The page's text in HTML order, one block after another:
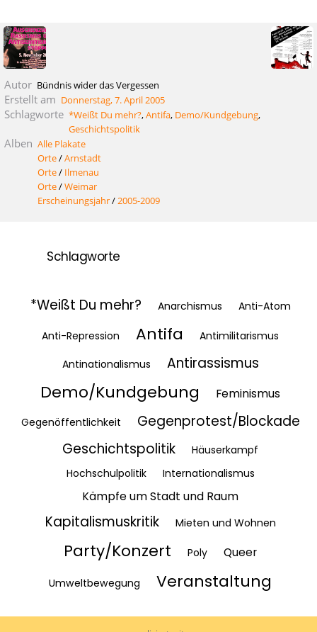
Autor Bündnis wider das Vergessen
Erstellt am Donnerstag, 7. April 2005
Schlagworte *Weißt Du mehr?,Antifa, Demo/Kundgebung,
Geschichtspolitik
Alben Alle Plakate
Orte/Arnstadt
Orte/ Ilmenau
Orte/Weimar
Erscheinungsjahr/2005-2009
Schlagworte
*Weißt Du mehr? Anarchismus Anti-Atom
Anti-Repression Antifa
Antimilitarismus
Antinationalismus
Antirassismus
Demo/Kundgebung Feminismus
Gegenöffentlichkeit
Gegenprotest/Blockade
Geschichtspolitik
Häuserkampf
Hochschulpolitik
Internationalismus
Kämpfe um Stadt und Raum
Kapitalismuskritik Mieten und Wohnen
Party/Konzert Poly Queer
Umweltbewegung Veranstaltung